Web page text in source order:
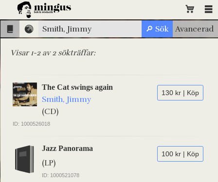
Visar 1-2 av 2 sökträffar:
130 kr | Köp
The Cat swings again
Smith, Jimmy
(CD)
ID: 1000526018
100 kr | Köp
Jazz Panorama
(LP)
ID: 1000521078